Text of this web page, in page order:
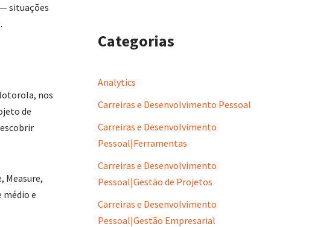
situações
nos
de
Measure,
médio e
Categorias
Analytics
Carreiras e Desenvolvimento Pessoal
Carreiras e Desenvolvimento
Pessoal|Ferramentas
Carreiras e Desenvolvimento
Pessoal|Gestão de Projetos
Carreiras e Desenvolvimento
Pessoal|Gestão Empresarial